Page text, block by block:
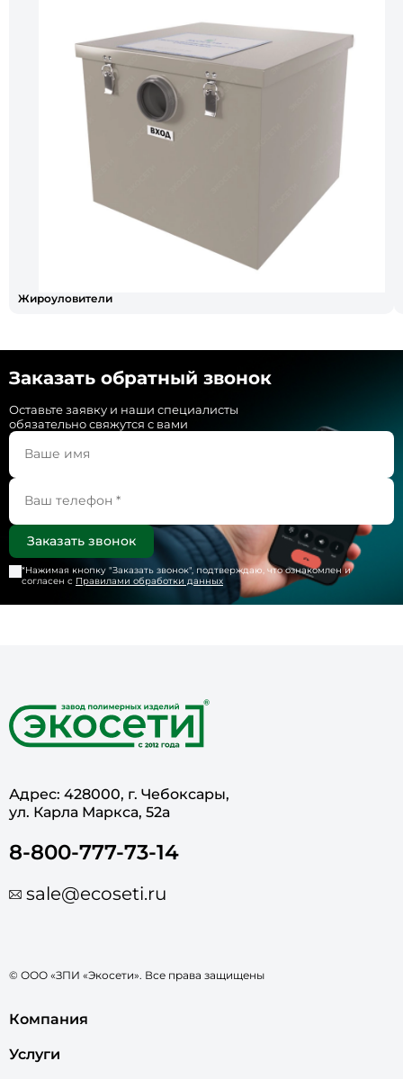
Жироуловители
Заказать обратный звонок
Оставьте заявку и наши специалисты
обязательно свяжутся с вами
*Нажимая кнопку "Заказать звонок", подтверждаю, что ознакомлен и
согласен с Правилами обработки данных
Адрес: 428000, г. Чебоксары,
ул. Карла Маркса, 52а
8-800-777-73-14
sale@ecoseti.ru
© ООО «ЗПИ «Экосети». Все права защищены
Компания
Услуги